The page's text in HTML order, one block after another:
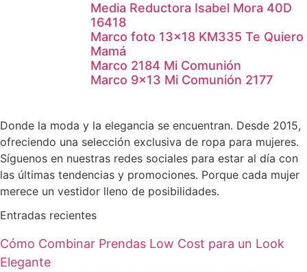
Media Reductora Isabel Mora 40D
16418
Marco foto 13×18 KM335 Te Quiero
Mamá
Marco 2184 Mi Comunión
Marco 9×13 Mi Comunión 2177
Donde la moda y la elegancia se encuentran. Desde 2015,
ofreciendo una selección exclusiva de ropa para mujeres.
Síguenos en nuestras redes sociales para estar al día con
las últimas tendencias y promociones. Porque cada mujer
merece un vestidor lleno de posibilidades.
Entradas recientes
Cómo Combinar Prendas Low Cost para un Look
Elegante